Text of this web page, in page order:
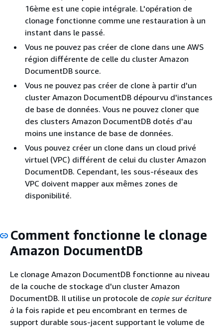
16ème est une copie intégrale. L'opération de
clonage fonctionne comme une restauration à un
instant dans le passé.
Vous ne pouvez pas créer de clone dans une AWS
région différente de celle du cluster Amazon
DocumentDB source.
Vous ne pouvez pas créer de clone à partir d'un
cluster Amazon DocumentDB dépourvu d'instances
de base de données. Vous ne pouvez cloner que
des clusters Amazon DocumentDB dotés d'au
moins une instance de base de données.
Vous pouvez créer un clone dans un cloud privé
virtuel (VPC) différent de celui du cluster Amazon
DocumentDB. Cependant, les sous-réseaux des
VPC doivent mapper aux mêmes zones de
disponibilité.
Comment fonctionne le clonage
Amazon DocumentDB
Le clonage Amazon DocumentDB fonctionne au niveau
de la couche de stockage d'un cluster Amazon
DocumentDB. Il utilise un protocole de copie sur écriture
à la fois rapide et peu encombrant en termes de
support durable sous-jacent supportant le volume de